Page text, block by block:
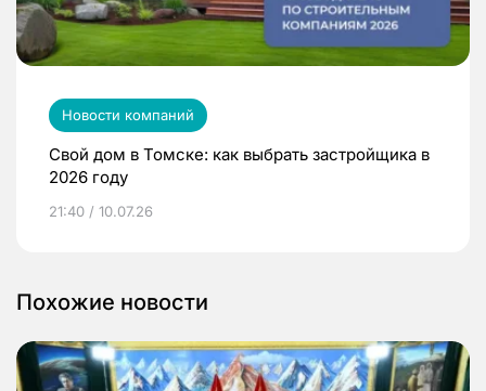
Новости компаний
Свой дом в Томске: как выбрать застройщика в
2026 году
21:40 / 10.07.26
Похожие новости